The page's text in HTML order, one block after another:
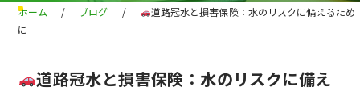
BLOG
ホーム / ブログ /
道路冠水と損害保険：水のリスクに備えるため
に
道路冠水と損害保険：水のリスクに備え